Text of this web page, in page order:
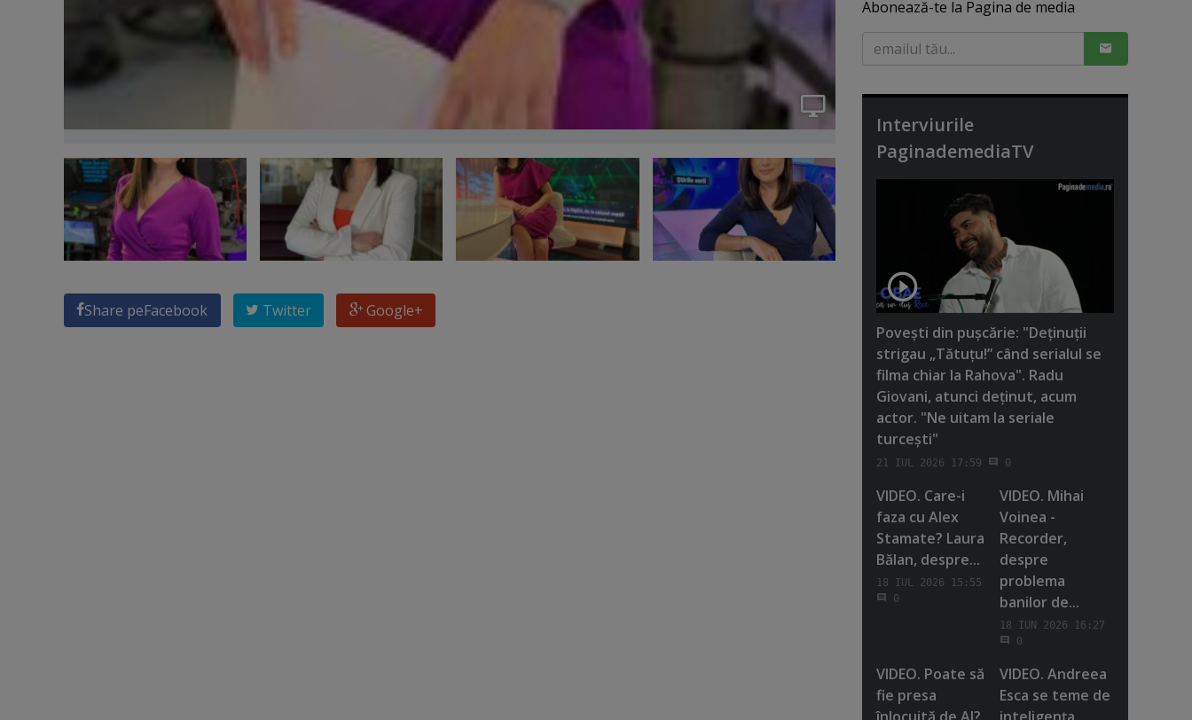
Share peFacebook Twitter Google+
Abonează-te la Pagina de media
Interviurile
PaginademediaTV
Poveşti din puşcărie: "Deţinuţii
strigau „Tătuţu!” când serialul se
filma chiar la Rahova". Radu
Giovani, atunci deţinut, acum
actor. "Ne uitam la seriale
turceşti"
21 IUL 2026 17:59 0
VIDEO. Care-i
faza cu Alex
Stamate? Laura
Bălan, despre...
18 IUL 2026 15:55
0
VIDEO. Mihai
Voinea -
Recorder,
despre
problema
banilor de...
18 IUN 2026 16:27
0
VIDEO. Poate să
fie presa
VIDEO. Andreea
Esca se teme de